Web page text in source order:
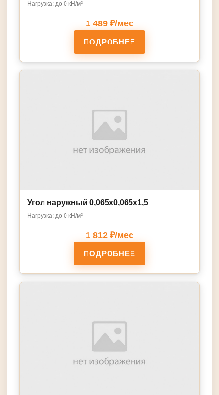
Нагрузка: до 0 кН/м²
1 489 ₽/мес
ПОДРОБНЕЕ
Угол наружный 0,065х0,065х1,5
Нагрузка: до 0 кН/м²
1 812 ₽/мес
ПОДРОБНЕЕ